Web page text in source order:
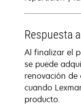
Respuesta
Al finalizar el
se puede
renovación de
cuando
producto.